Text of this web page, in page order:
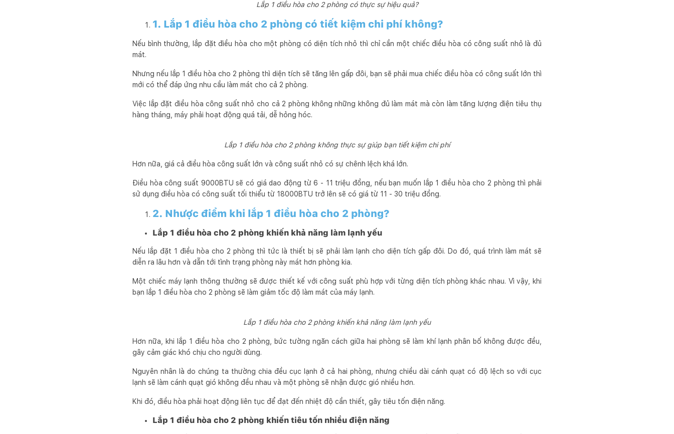
Lắp 1 điều hòa cho 2 phòng có thực sự hiệu quả?
1. Lắp 1 điều hòa cho 2 phòng có tiết kiệm chi phí không?
Nếu bình thường, lắp đặt điều hòa cho một phòng có diện tích nhỏ thì chỉ cần một chiếc điều hòa có công suất nhỏ là đủ
mát.
Nhưng nếu lắp 1 điều hòa cho 2 phòng thì diện tích sẽ tăng lên gấp đôi, bạn sẽ phải mua chiếc điều hòa có công suất lớn thì
mới có thể đáp ứng nhu cầu làm mát cho cả 2 phòng.
Việc lắp đặt điều hòa công suất nhỏ cho cả 2 phòng không những không đủ làm mát mà còn làm tăng lượng điện tiêu thụ
hàng tháng, máy phải hoạt động quá tải, dễ hỏng hóc.
Lắp 1 điều hòa cho 2 phòng không thực sự giúp bạn tiết kiệm chi phí
Hơn nữa, giá cả điều hòa công suất lớn và công suất nhỏ có sự chênh lệch khá lớn.
Điều hòa công suất 9000BTU sẽ có giá dao động từ 6 - 11 triệu đồng, nếu bạn muốn lắp 1 điều hòa cho 2 phòng thì phải
sử dụng điều hòa có công suất tối thiểu từ 18000BTU trở lên sẽ có giá từ 11 - 30 triệu đồng.
2. Nhược điểm khi lắp 1 điều hòa cho 2 phòng?
Lắp 1 điều hòa cho 2 phòng khiến khả năng làm lạnh yếu
Nếu lắp đặt 1 điều hòa cho 2 phòng thì tức là thiết bị sẽ phải làm lạnh cho diện tích gấp đôi. Do đó, quá trình làm mát sẽ
diễn ra lâu hơn và dẫn tới tình trạng phòng này mát hơn phòng kia.
Một chiếc máy lạnh thông thường sẽ được thiết kế với công suất phù hợp với từng diện tích phòng khác nhau. Vì vậy, khi
bạn lắp 1 điều hòa cho 2 phòng sẽ làm giảm tốc độ làm mát của máy lạnh.
Lắp 1 điều hòa cho 2 phòng khiến khả năng làm lạnh yếu
Hơn nữa, khi lắp 1 điều hòa cho 2 phòng, bức tường ngăn cách giữa hai phòng sẽ làm khí lạnh phân bố không được đều,
gây cảm giác khó chịu cho người dùng.
Nguyên nhân là do chúng ta thường chia đều cục lạnh ở cả hai phòng, nhưng chiều dài cánh quạt có độ lệch so với cục
lạnh sẽ làm cánh quạt gió không đều nhau và một phòng sẽ nhận được gió nhiều hơn.
Khi đó, điều hòa phải hoạt động liên tục để đạt đến nhiệt độ cần thiết, gây tiêu tốn điện năng.
Lắp 1 điều hòa cho 2 phòng khiến tiêu tốn nhiều điện năng